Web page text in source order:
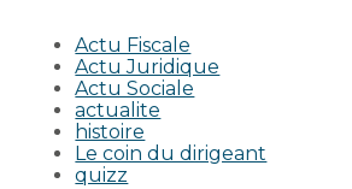
Actu Fiscale
Actu Juridique
Actu Sociale
actualite
histoire
Le coin du dirigeant
quizz